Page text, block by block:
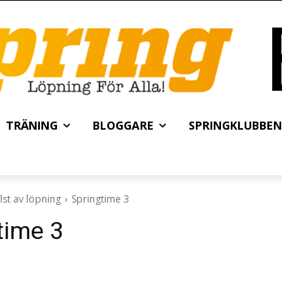
TRÄNING BLOGGARE SPRINGKLUBBEN
av löpning Springtime 3
3